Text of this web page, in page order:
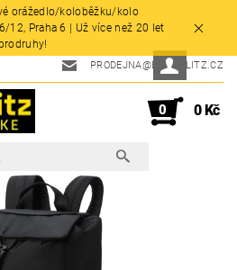
orážedlo/koloběžku/kolo
12, Praha 6 | Už více než 20 let
PRODEJNA@BLITZFLITZ.CZ
0 0 Kč